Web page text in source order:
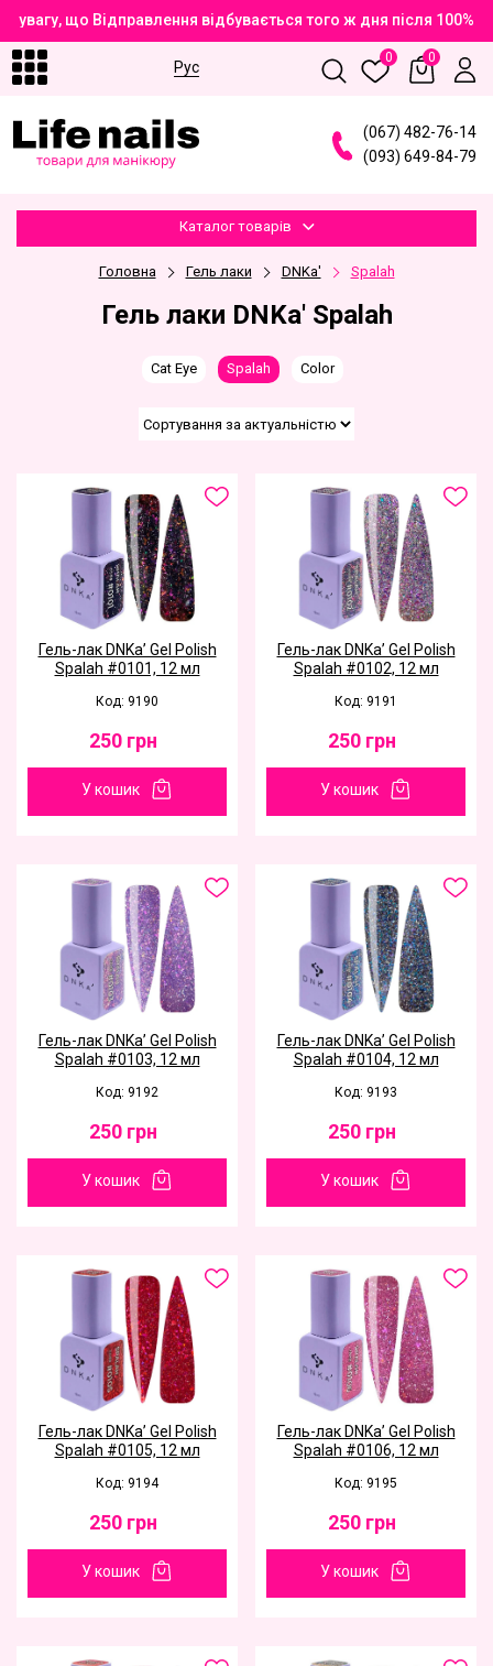
увагу, що Відправлення відбувається того ж дня після
Рус
0 0
(067) 482-76-14
(093) 649-84-79
Каталог товарів
Головна Гель лаки DNKa' Spalah
Гель лаки DNKa' Spalah
Cat Eye Spalah Color
Гель-лак DNKa’ Gel Polish
Spalah #0101, 12 мл
Код: 9190
250 грн
У кошик
Гель-лак DNKa’ Gel Polish
Spalah #0102, 12 мл
Код: 9191
250 грн
У кошик
Гель-лак DNKa’ Gel Polish
Spalah #0103, 12 мл
Код: 9192
250 грн
У кошик
Гель-лак DNKa’ Gel Polish
Spalah #0104, 12 мл
Код: 9193
250 грн
У кошик
Гель-лак DNKa’ Gel Polish
Spalah #0105, 12 мл
Код: 9194
250 грн
У кошик
Гель-лак DNKa’ Gel Polish
Spalah #0106, 12 мл
Код: 9195
250 грн
У кошик